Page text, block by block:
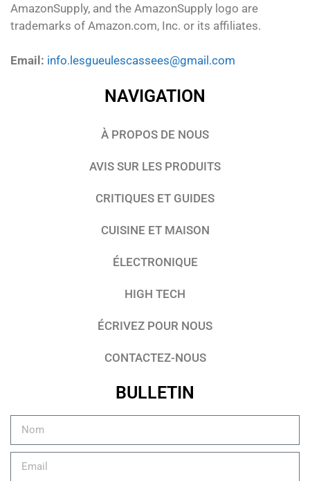
AmazonSupply, and the AmazonSupply logo are
trademarks of Amazon.com, Inc. or its affiliates.
Email: info.lesgueulescassees@gmail.com
NAVIGATION
À PROPOS DE NOUS
AVIS SUR LES PRODUITS
CRITIQUES ET GUIDES
CUISINE ET MAISON
ÉLECTRONIQUE
HIGH TECH
ÉCRIVEZ POUR NOUS
CONTACTEZ-NOUS
BULLETIN